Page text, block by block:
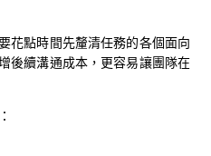
花點時間先釐清任務的各個面向
後續溝通成本，更容易讓團隊在